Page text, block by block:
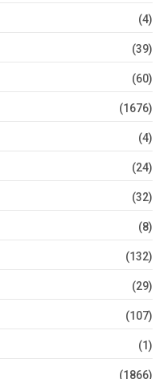
(4)
(39)
(60)
(1676)
(4)
(24)
(32)
(8)
(132)
(29)
(107)
(1)
(1866)